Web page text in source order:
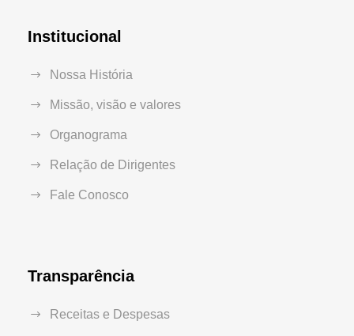
Institucional
Nossa História
Missão, visão e valores
Organograma
Relação de Dirigentes
Fale Conosco
Transparência
Receitas e Despesas